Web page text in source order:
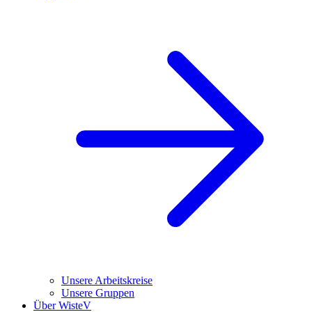
Unsere Arbeitskreise
Unsere Gruppen
Über WisteV